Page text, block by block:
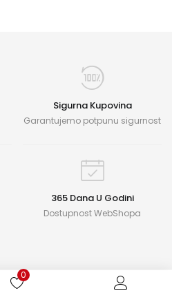
0
Sigurna Kupovina
Garantujemo potpunu sigurnost
365 Dana U Godini
Dostupnost WebShopa